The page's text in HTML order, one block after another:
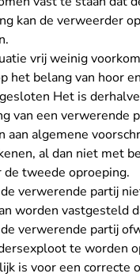
kan de verweerder
vrij weinig
het belang van hoor
Het is
van een verwerende
aan algemene
al dan niet met
tweede oproeping.
verwerende partij
worden vastgesteld
verwerende partij
te worden
is voor een correcte